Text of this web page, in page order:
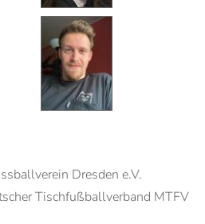
Dresden e.V.
Tischfußballverband MTFV